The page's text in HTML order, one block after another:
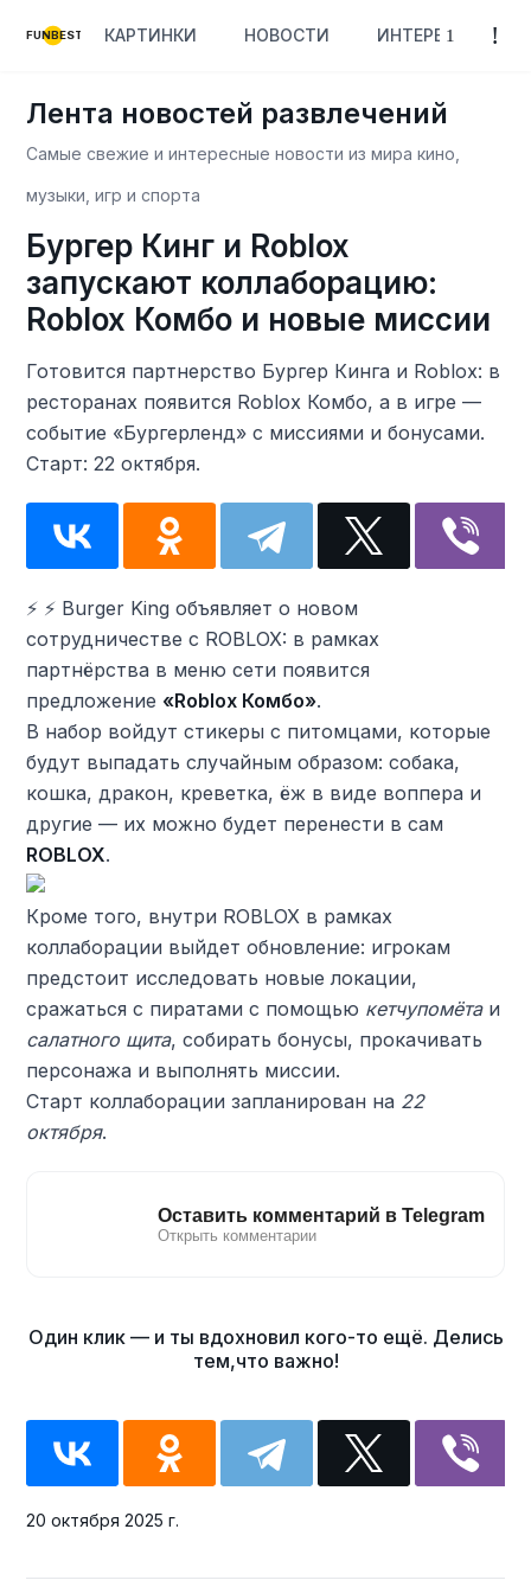
FUNBEST КАРТИНКИ НОВОСТИ ИНТЕРЕСНОЕ
Лента новостей развлечений
Самые свежие и интересные новости из мира кино,
музыки, игр и спорта
Бургер Кинг и Roblox
запускают коллаборацию:
Roblox Комбо и новые миссии
Готовится партнерство Бургер Кинга и Roblox: в
ресторанах появится Roblox Комбо, а в игре —
событие «Бургерленд» с миссиями и бонусами.
Старт: 22 октября.
⚡ ️⚡️ Burger King объявляет о новом
сотрудничестве с ROBLOX: в рамках
партнёрства в меню сети появится
предложение «Roblox Комбо».
В набор войдут стикеры с питомцами, которые
будут выпадать случайным образом: собака,
кошка, дракон, креветка, ёж в виде воппера и
другие — их можно будет перенести в сам
ROBLOX.
Кроме того, внутри ROBLOX в рамках
коллаборации выйдет обновление: игрокам
предстоит исследовать новые локации,
сражаться с пиратами с помощью кетчупомётаи
салатного щита, собирать бонусы, прокачивать
персонажа и выполнять миссии.
Старт коллаборации запланирован на 22
октября.
20 октября 2025 г.